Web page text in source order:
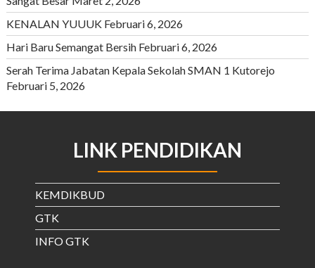
KENALAN YUUUK Februari 6, 2026
Hari Baru Semangat Bersih Februari 6, 2026
Serah Terima Jabatan Kepala Sekolah SMAN 1 Kutorejo
Februari 5, 2026
LINK PENDIDIKAN
KEMDIKBUD
GTK
INFO GTK